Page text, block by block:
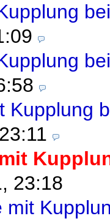
Kupplung
23:18
mit